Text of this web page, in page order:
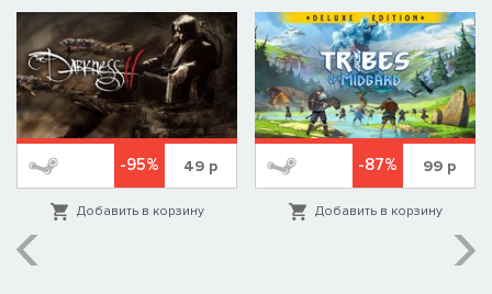
-95% 49 р
Добавить в корзину
-87% 99р
Добавить в корзину